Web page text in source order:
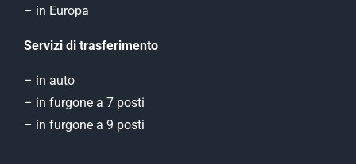
– in Europa
Servizi di trasferimento
– in auto
– in furgone a 7 posti
– in furgone a 9 posti